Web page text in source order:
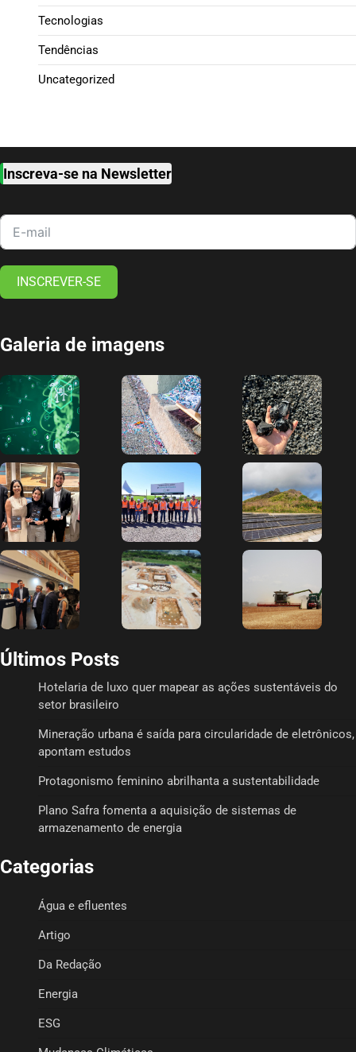
Tecnologias
Tendências
Uncategorized
Inscreva-se na Newsletter
INSCREVER-SE
Galeria de imagens
Últimos Posts
Hotelaria de luxo quer mapear as ações sustentáveis do
setor brasileiro
Mineração urbana é saída para circularidade de eletrônicos,
apontam estudos
Protagonismo feminino abrilhanta a sustentabilidade
Plano Safra fomenta a aquisição de sistemas de
armazenamento de energia
Categorias
Água e efluentes
Artigo
Da Redação
Energia
ESG